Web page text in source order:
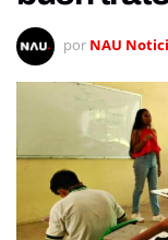
por NAU